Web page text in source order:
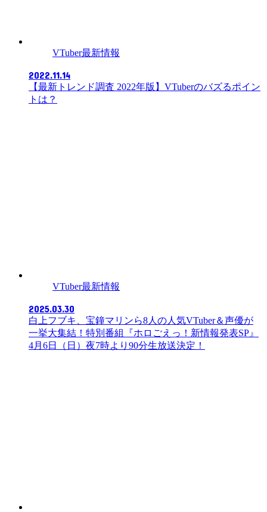
VTuber最新情報
2022.11.14
【最新トレンド調査 2022年版】VTuberのバズるポイン
トは？
VTuber最新情報
2025.03.30
白上フブキ、宝鐘マリンら8人の人気VTuber＆声優が
一挙大集結！特別番組『ホロごえっ！新情報発表SP』
4月6日（日）夜7時より90分生放送決定！